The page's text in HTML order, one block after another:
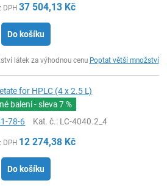
DPH 37 504,13 Kč
Do košíku
látek za výhodnou cenu Poptat větší množství
for HPLC (4 x 2.5 L)
balení - sleva7 %
78-6 Kat. č.: LC-4040.2_4
DPH 12 274,38 Kč
Do košíku